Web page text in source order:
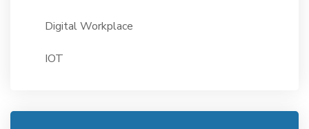
Digital Workplace
IOT